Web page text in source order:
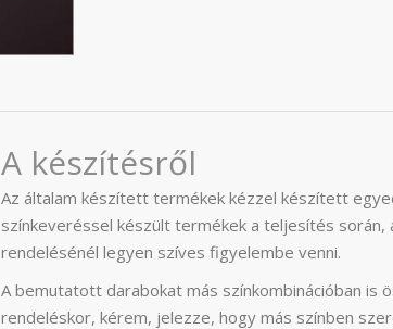
A készítésről
Az általam készített termékek kézzel készített
színkeveréssel készült termékek a teljesítés
rendelésénél legyen szíves figyelembe venni.
A bemutatott darabokat más színkombinációban is
rendeléskor, kérem, jelezze, hogy más színben